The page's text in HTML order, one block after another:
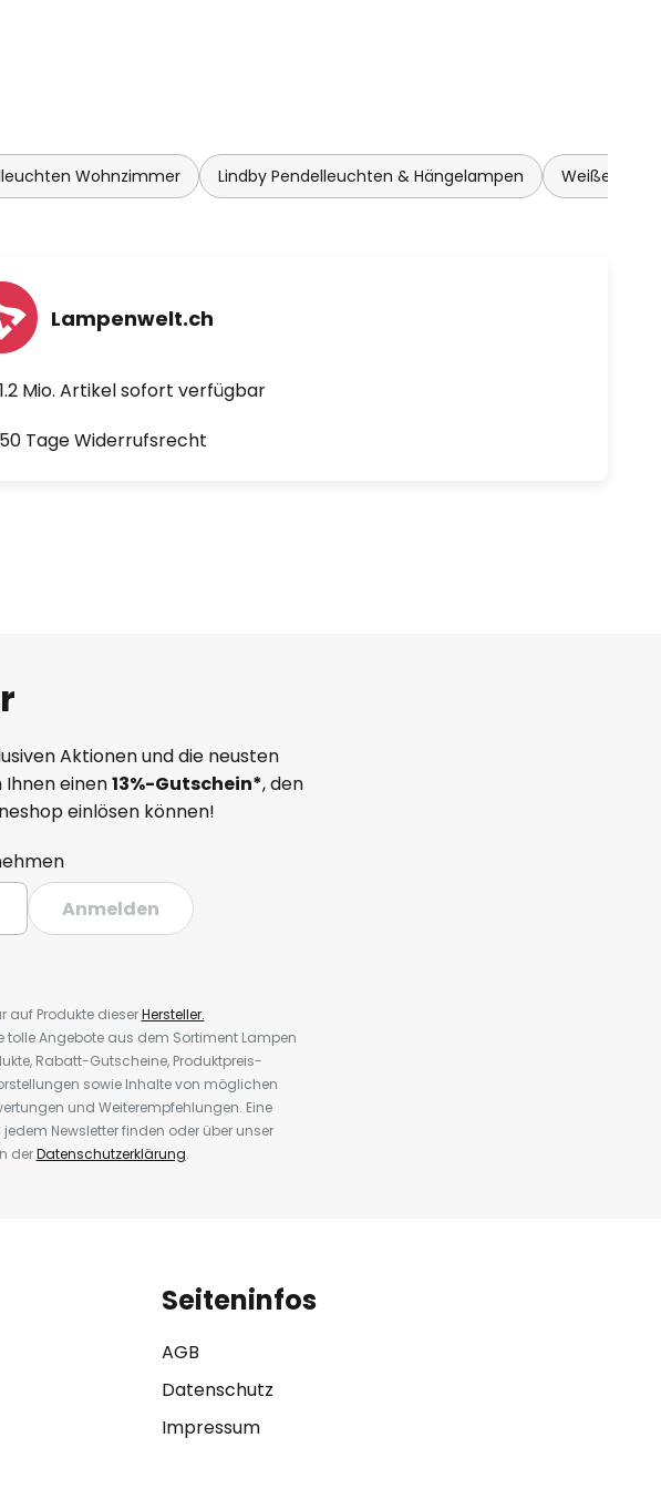
Wohnzimmer Lindby Pendelleuchten & Hängelampen Weiße
Lampenwelt.ch
1.2 Mio. Artikel sofort verfügbar
50 Tage Widerrufsrecht
Aktionen und die neusten
einen13%-Gutschein*, den
einlösen können!
Anmelden
auf Produkte dieserHersteller.
tolle Angebote aus dem Sortiment Lampen
Rabatt-Gutscheine, Produktpreis-
sowie Inhalte von möglichen
und Weiterempfehlungen. Eine
Newsletter finden oder über unser
derDatenschutzerklärung.
Seiteninfos
AGB
Datenschutz
Impressum